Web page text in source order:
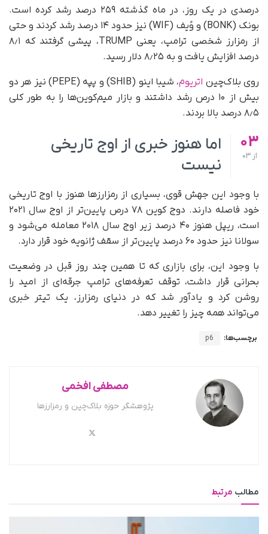
درصدی در یک روز، در ماه گذشته ۲۵۹ درصد رشد کرده است.
بونک (BONK) و وُیف (WIF) نیز حدود ۱۴ درصد رشد کردند و حتی
از رمزارز شخصی ترامپ، یعنی TRUMP، پیشی گرفتند که ۸٫۱
درصد افزایش یافت و به ۸٫۲۵ دلار رسید.
روی بلاک‌چین اتریوم
، شیبا اینو (SHIB) و پپه (PEPE) نیز هر دو
بیش از ۱۰ درص رشد داشتند و بازار میم‌کوین‌ها را به‌ طور کلی
۸٫۵ درصد بالا بردند.
03
از 03
اما هنوز خبری از اوج تاریخی
نیست
با وجود این جهش قوی، بسیاری از رمزارزها هنوز با اوج تاریخی
خود فاصله دارند. دوج کوین ۷۸ درص پایین‌تر از اوج سال ۲۰۲۱
است، ریپل هنوز ۴۰ درصد زیر اوج سال ۲۰۱۸ معامله می‌شود و
سولانا نیز حدود ۶۰ درصد پایین‌تر از سقف ژانویه خود قرار دارد.
با وجود این، برای بازاری که تا همین چند روز قبل در وضعیت
بحرانی قرار داشت، توقف تعرفه‌های ترامپ جرقه‌ای از امید را
روشن کرد و یادآور شد که در دنیای رمزارز، یک تیتر خبری
می‌تواند همه چیز را تغییر دهد.
برچسب‌ها: p6
مصطفی افخمی
پژوهشگر حوزه بلاک‌چین و رمزارزها
مطالب مرتبط